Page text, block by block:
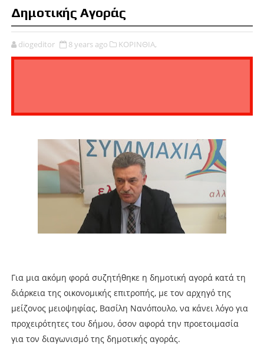
Δημοτικής Αγοράς
diogeditor 8 years ago ΚΟΡΙΝΘΙΑ,
Για μια ακόμη φορά συζητήθηκε η δημοτική αγορά κατά τη
διάρκεια της οικονομικής επιτροπής, με τον αρχηγό της
μείζονος μειοψηφίας, Βασίλη Νανόπουλο, να κάνει λόγο για
προχειρότητες του δήμου, όσον αφορά την προετοιμασία
για τον διαγωνισμό της δημοτικής αγοράς.